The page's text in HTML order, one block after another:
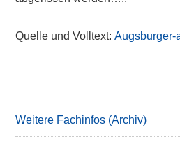
Quelle und Volltext:Augsburger-
Weitere Fachinfos (Archiv)